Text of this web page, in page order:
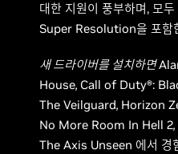
대한 지원이 풍부하며, 모
Super Resolution을 포함
새 드라이버를 설치하면
House, Call of Duty®:
The Veilguard, Horizon
No More Room In Hell 2,
The Axis Unseen 에서 경